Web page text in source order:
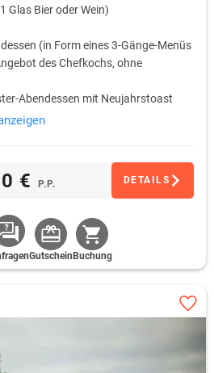
Glas Bier oder Wein)
(in Form eines 3-Gänge-Menüs
des Chefkochs, ohne
Abendessen mit Neujahrstoast
€ P.P. DETAILS
Gutschein Buchung